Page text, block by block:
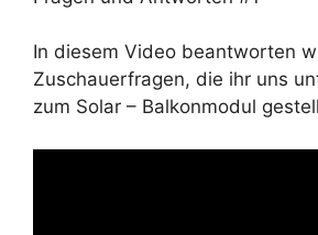
In diesem Video beantworten
Zuschauerfragen, die ihr uns
zum Solar – Balkonmodul